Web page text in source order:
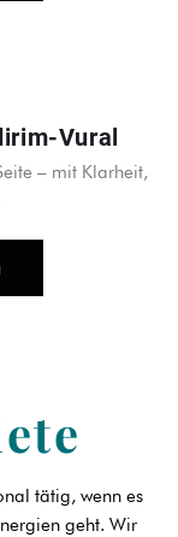
Vural
– mit Klarheit,
tätig, wenn es
geht. Wir